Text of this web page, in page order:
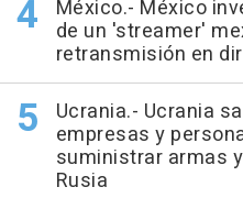
México.- México
de un 'streamer'
retransmisión en
Ucrania.- Ucrania
empresas y
suministrar armas
Rusia